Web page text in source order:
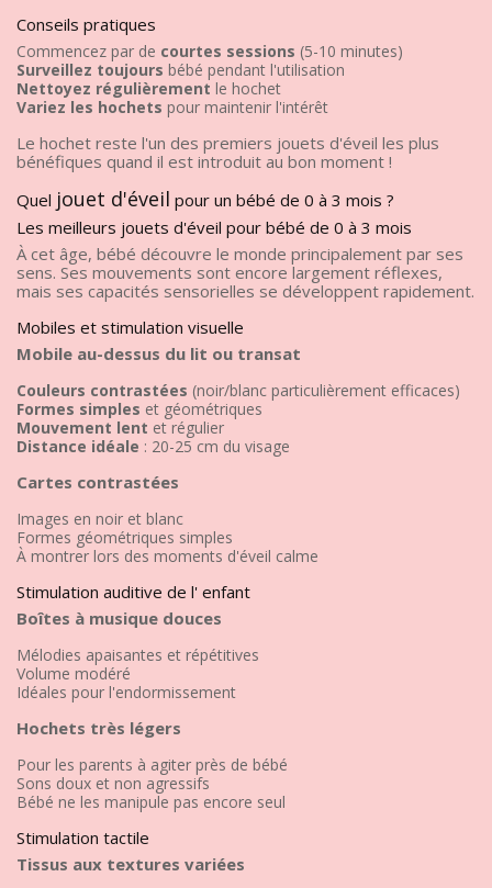
Conseils pratiques
Commencez par de courtes sessions (5-10 minutes)
Surveillez toujours bébé pendant l'utilisation
Nettoyez régulièrement le hochet
Variez les hochets pour maintenir l'intérêt
Le hochet reste l'un des premiers jouets d'éveil les plus
bénéfiques quand il est introduit au bon moment !
Quel jouet d'éveil pour un bébé de 0 à 3 mois ?
Les meilleurs jouets d'éveil pour bébé de 0 à 3 mois
À cet âge, bébé découvre le monde principalement par ses
sens. Ses mouvements sont encore largement réflexes,
mais ses capacités sensorielles se développent rapidement.
Mobiles et stimulation visuelle
Mobile au-dessus du lit ou transat
Couleurs contrastées (noir/blanc particulièrement efficaces)
Formes simples et géométriques
Mouvement lent et régulier
Distance idéale : 20-25 cm du visage
Cartes contrastées
Images en noir et blanc
Formes géométriques simples
À montrer lors des moments d'éveil calme
Stimulation auditive de l' enfant
Boîtes à musique douces
Mélodies apaisantes et répétitives
Volume modéré
Idéales pour l'endormissement
Hochets très légers
Pour les parents à agiter près de bébé
Sons doux et non agressifs
Bébé ne les manipule pas encore seul
Stimulation tactile
Tissus aux textures variées